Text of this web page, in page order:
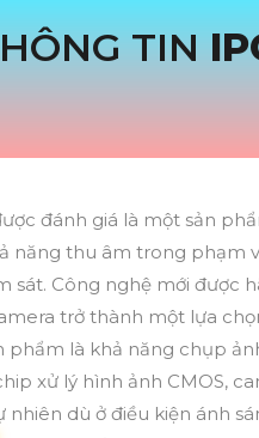
TIN
đánh giá là một sản
năng thu âm trong phạm
sát. Công nghệ mới được
trở thành một lựa
phẩm là khả năng chụp
xử lý hình ảnh CMOS,
dù ở điều kiện ánh